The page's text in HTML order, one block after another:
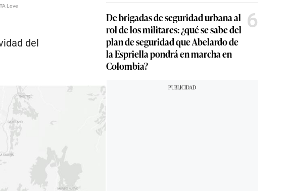
del
De brigadas de seguridad urbana al
rol de los militares: ¿qué se sabe del
plan de seguridad que Abelardo de
la Espriella pondrá en marcha en
Colombia?
6